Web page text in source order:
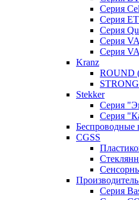
Серия
Серия
Серия
Серия
Серия
Kranz
ROUND
Stekker
Серия
Серия
Беспроводные
CGSS
Серия